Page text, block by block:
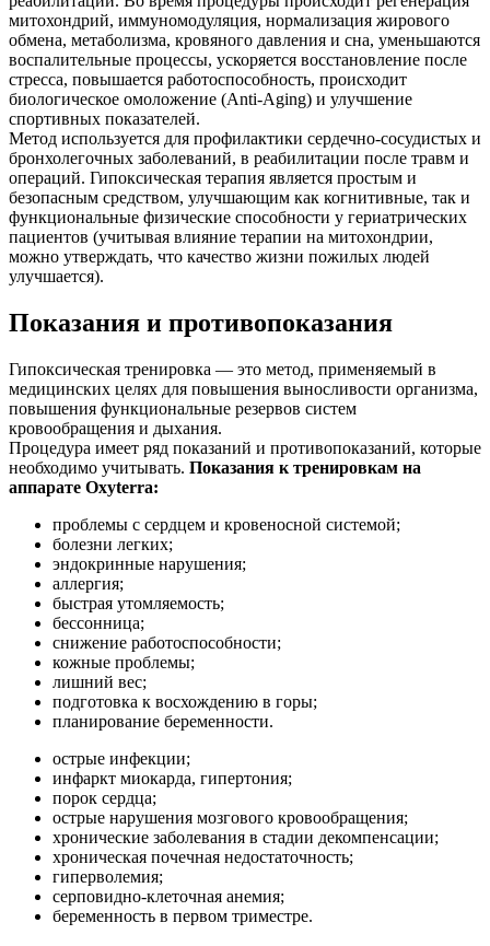
митохондрий, иммуномодуляция, нормализация жирового
обмена, метаболизма, кровяного давления и сна, уменьшаются
воспалительные процессы, ускоряется восстановление после
стресса, повышается работоспособность, происходит
биологическое омоложение (Anti-Aging) и улучшение
спортивных показателей.
Метод используется для профилактики сердечно-сосудистых и
бронхолегочных заболеваний, в реабилитации после травм и
операций. Гипоксическая терапия является простым и
безопасным средством, улучшающим как когнитивные, так и
функциональные физические способности у гериатрических
пациентов (учитывая влияние терапии на митохондрии,
можно утверждать, что качество жизни пожилых людей
улучшается).
Показания и противопоказания
Гипоксическая тренировка — это метод, применяемый в
медицинских целях для повышения выносливости организма,
повышения функциональные резервов систем
кровообращения и дыхания.
Процедура имеет ряд показаний и противопоказаний, которые
необходимо учитывать. Показания к тренировкам на
аппарате Oxyterra:
проблемы с сердцем и кровеносной системой;
болезни легких;
эндокринные нарушения;
аллергия;
быстрая утомляемость;
бессонница;
снижение работоспособности;
кожные проблемы;
лишний вес;
подготовка к восхождению в горы;
планирование беременности.
острые инфекции;
инфаркт миокарда, гипертония;
порок сердца;
острые нарушения мозгового кровообращения;
хронические заболевания в стадии декомпенсации;
хроническая почечная недостаточность;
гиперволемия;
серповидно-клеточная анемия;
беременность в первом триместре.